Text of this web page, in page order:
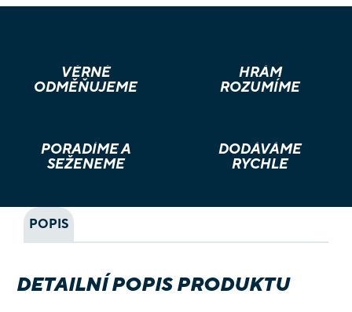
VĚRNÉ
ODMĚŇUJEME
HRÁM
ROZUMÍME
PORADÍME A
SEŽENEME
DODÁVÁME
RYCHLE
POPIS
DETAILNÍ POPIS PRODUKTU